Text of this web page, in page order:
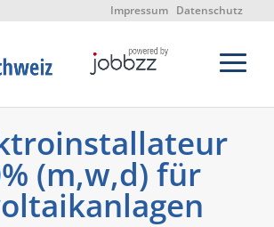
Impressum Datenschutz
(m,w,d) für